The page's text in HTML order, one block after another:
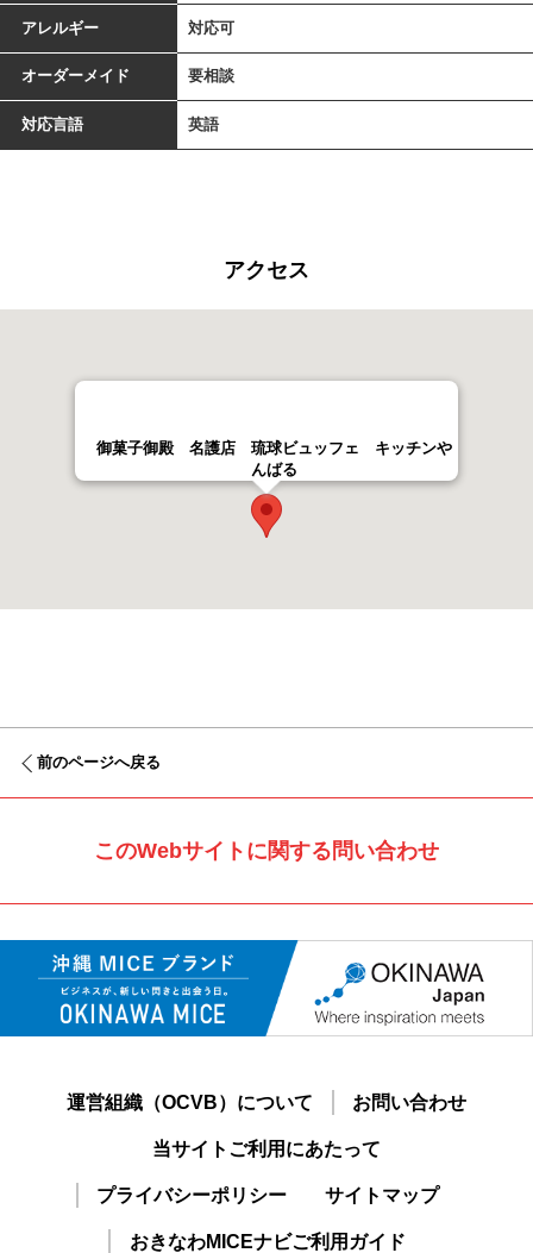
アレルギー 対応可
オーダーメイド 要相談
対応言語 英語
アクセス
御菓子御殿 名護店 琉球ビュッフェ キッチンや
んばる
前のページへ戻る
このWebサイトに関する問い合わせ
運営組織（OCVB）について お問い合わせ
当サイトご利用にあたって
プライバシーポリシー サイトマップ
おきなわMICEナビご利用ガイド